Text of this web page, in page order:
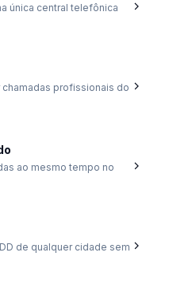
única central telefônica
profissionais do
ao mesmo tempo no
de qualquer cidade sem